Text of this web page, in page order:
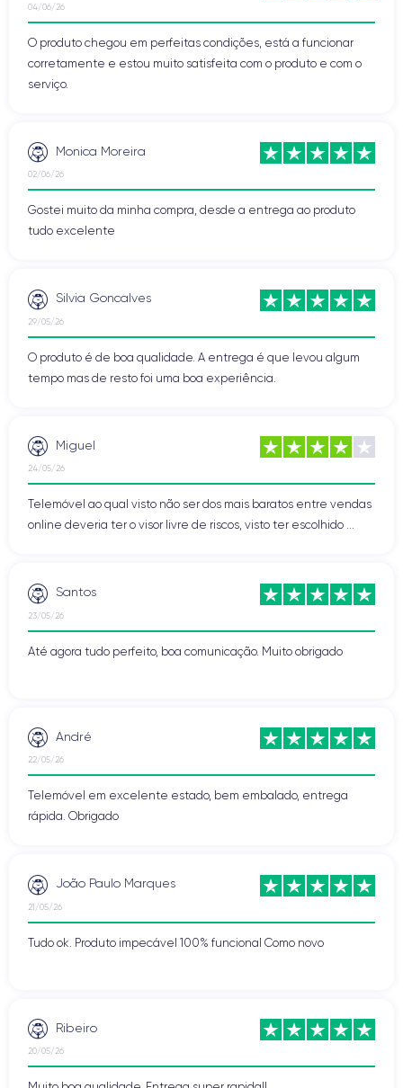
04/06/26
O produto chegou em perfeitas condições, está a funcionar
corretamente e estou muito satisfeita com o produto e com o
serviço.
Monica Moreira
02/06/26
Gostei muito da minha compra, desde a entrega ao produto
tudo excelente
Silvia Goncalves
29/05/26
O produto é de boa qualidade. A entrega é que levou algum
tempo mas de resto foi uma boa experiência.
Miguel
24/05/26
Telemóvel ao qual visto não ser dos mais baratos entre vendas
online deveria ter o visor livre de riscos, visto ter escolhido ...
Santos
23/05/26
Até agora tudo perfeito, boa comunicação. Muito obrigado
André
22/05/26
Telemóvel em excelente estado, bem embalado, entrega
rápida. Obrigado
João Paulo Marques
21/05/26
Tudo ok. Produto impecável 100% funcional Como novo
Ribeiro
20/05/26